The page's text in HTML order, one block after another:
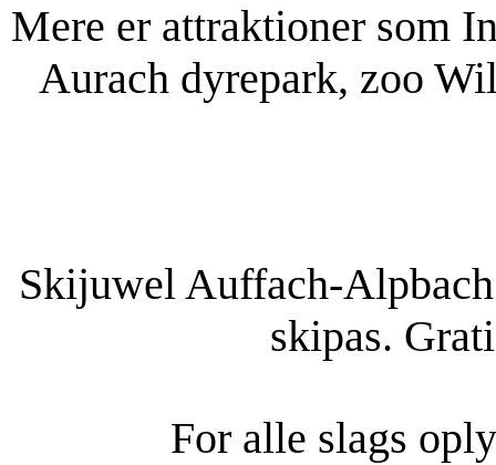
Mere er attraktioner som
Aurach dyrepark, zoo
Skijuwel Auffach-
skipas.
For alle slags